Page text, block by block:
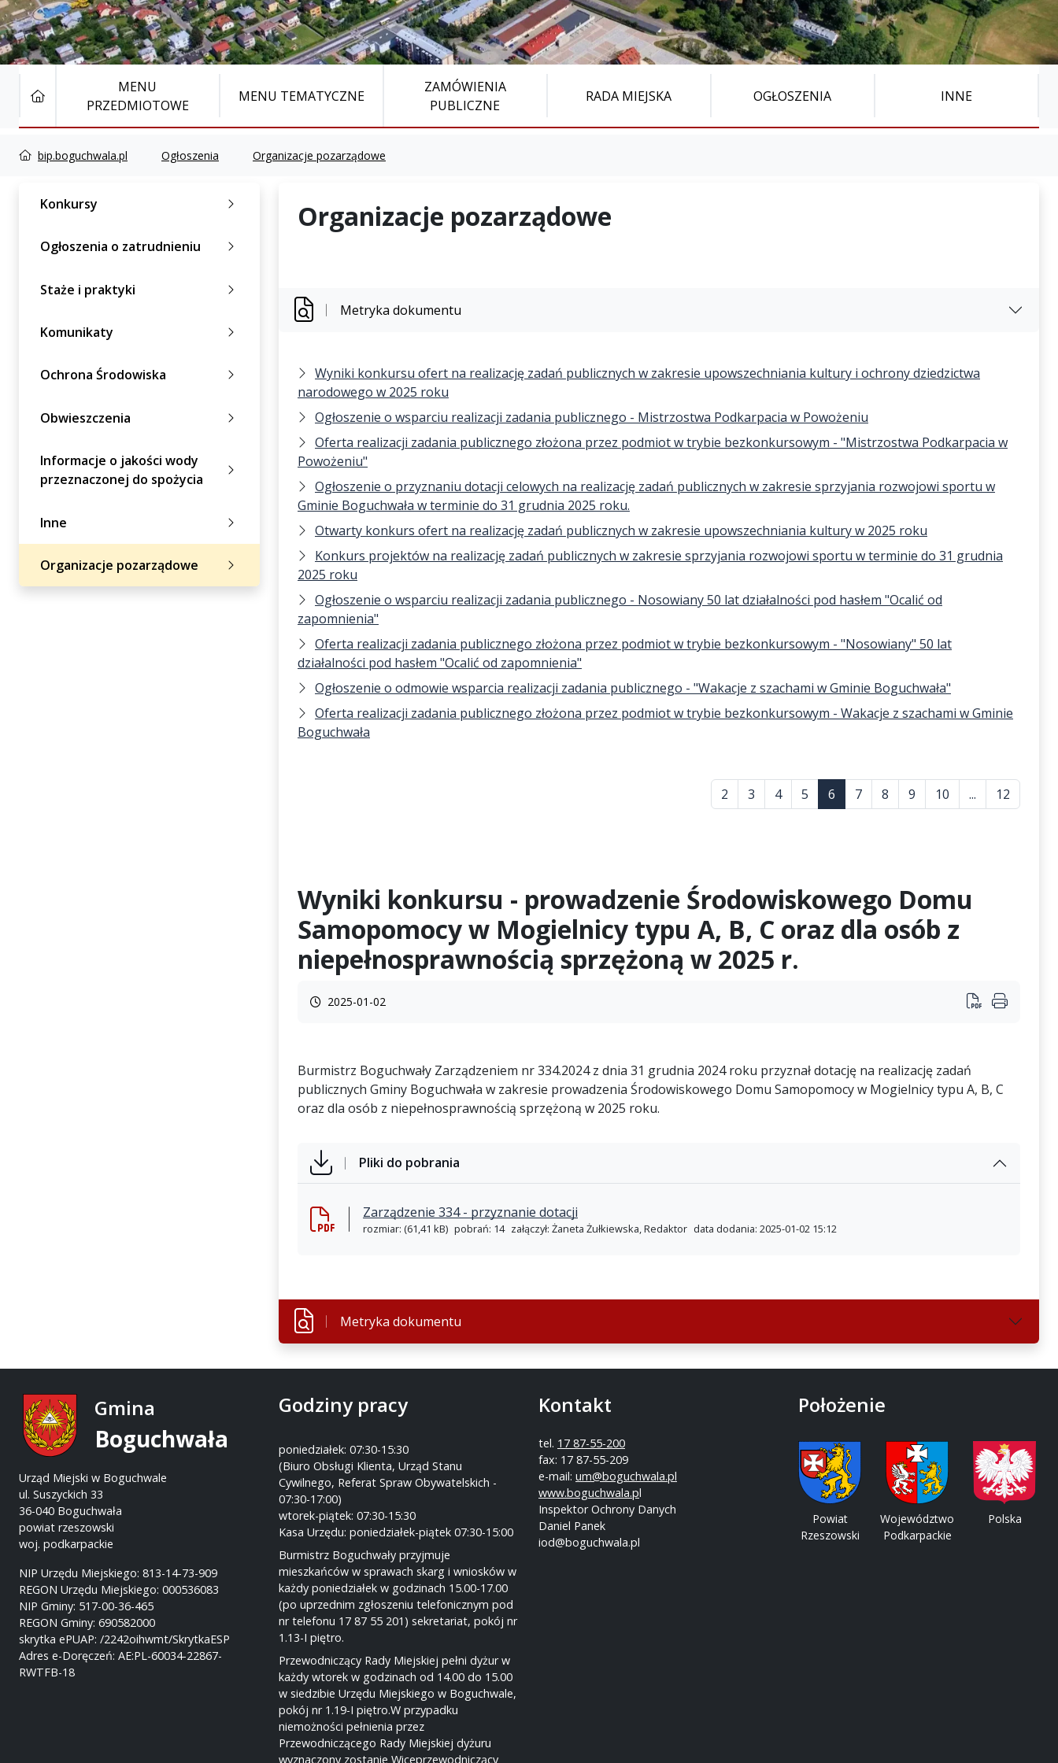
STRONA GŁÓWNAMENU
PRZEDMIOTOWE
MENU TEMATYCZNE
ZAMÓWIENIA
PUBLICZNE
RADA MIEJSKA OGŁOSZENIA INNE
bip.boguchwala.pl Ogłoszenia Organizacje pozarządowe
Konkursy
Ogłoszenia o zatrudnieniu
Staże i praktyki
Komunikaty
Ochrona Środowiska
Obwieszczenia
Informacje o jakości wody
przeznaczonej do spożycia
Inne
Organizacje pozarządowe
Organizacje pozarządowe
Metryka dokumentu
Wyniki konkursu ofert na realizację zadań publicznych w zakresie upowszechniania kultury i ochrony dziedzictwa
narodowego w 2025 roku
Ogłoszenie o wsparciu realizacji zadania publicznego - Mistrzostwa Podkarpacia w Powożeniu
Oferta realizacji zadania publicznego złożona przez podmiot w trybie bezkonkursowym - "Mistrzostwa Podkarpacia w
Powożeniu"
Ogłoszenie o przyznaniu dotacji celowych na realizację zadań publicznych w zakresie sprzyjania rozwojowi sportu w
Gminie Boguchwała w terminie do 31 grudnia 2025 roku.
Otwarty konkurs ofert na realizację zadań publicznych w zakresie upowszechniania kultury w 2025 roku
Konkurs projektów na realizację zadań publicznych w zakresie sprzyjania rozwojowi sportu w terminie do 31 grudnia
2025 roku
Ogłoszenie o wsparciu realizacji zadania publicznego - Nosowiany 50 lat działalności pod hasłem "Ocalić od
zapomnienia"
Oferta realizacji zadania publicznego złożona przez podmiot w trybie bezkonkursowym - "Nosowiany" 50 lat
działalności pod hasłem "Ocalić od zapomnienia"
Ogłoszenie o odmowie wsparcia realizacji zadania publicznego - "Wakacje z szachami w Gminie Boguchwała"
Oferta realizacji zadania publicznego złożona przez podmiot w trybie bezkonkursowym - Wakacje z szachami w Gminie
Boguchwała
2 3 4 5 6 7 8 9 10 ... 12
Wyniki konkursu - prowadzenie Środowiskowego Domu
Samopomocy w Mogielnicy typu A, B, C oraz dla osób z
niepełnosprawnością sprzężoną w 2025 r.
2025-01-02
Burmistrz Boguchwały Zarządzeniem nr 334.2024 z dnia 31 grudnia 2024 roku przyznał dotację na realizację zadań
publicznych Gminy Boguchwała w zakresie prowadzenia Środowiskowego Domu Samopomocy w Mogielnicy typu A, B, C
oraz dla osób z niepełnosprawnością sprzężoną w 2025 roku.
Pliki do pobrania
Zarządzenie 334 - przyznanie dotacji
rozmiar: (61,41 kB) pobrań: 14 załączył: Żaneta Żułkiewska, Redaktor data dodania: 2025-01-02 15:12
Metryka dokumentu
Gmina
Boguchwała
Urząd Miejski w Boguchwale
ul. Suszyckich 33
36-040 Boguchwała
powiat rzeszowski
woj. podkarpackie
NIP Urzędu Miejskiego: 813-14-73-909
REGON Urzędu Miejskiego: 000536083
NIP Gminy: 517-00-36-465
REGON Gminy: 690582000
skrytka ePUAP: /2242oihwmt/SkrytkaESP
Adres e-Doręczeń: AE:PL-60034-22867-
RWTFB-18
Godziny pracy
poniedziałek: 07:30-15:30
(Biuro Obsługi Klienta, Urząd Stanu
Cywilnego, Referat Spraw Obywatelskich -
07:30-17:00)
wtorek-piątek: 07:30-15:30
Kasa Urzędu: poniedziałek-piątek 07:30-15:00
Burmistrz Boguchwały przyjmuje
mieszkańców w sprawach skarg i wniosków w
każdy poniedziałek w godzinach 15.00-17.00
(po uprzednim zgłoszeniu telefonicznym pod
nr telefonu 17 87 55 201) sekretariat, pokój nr
1.13-I piętro.
Przewodniczący Rady Miejskiej pełni dyżur w
każdy wtorek w godzinach od 14.00 do 15.00
w siedzibie Urzędu Miejskiego w Boguchwale,
pokój nr 1.19-I piętro.W przypadku
niemożności pełnienia przez
Przewodniczącego Rady Miejskiej dyżuru
wyznaczony zostanie Wiceprzewodniczący
Kontakt
tel. 17 87-55-200
fax: 17 87-55-209
e-mail: um@boguchwala.pl
www.boguchwala.pl
Inspektor Ochrony Danych
Daniel Panek
iod@boguchwala.pl
Położenie
Powiat
Rzeszowski
Województwo
Podkarpackie
Polska